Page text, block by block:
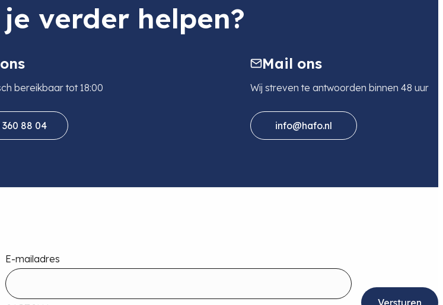
verder helpen?
bereikbaar tot 18:00
360 88 04
Mail ons
Wij streven te antwoorden binnen 48 uur
info@hafo.nl
E-mailadres